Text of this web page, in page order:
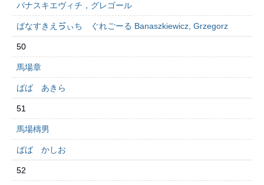
バナスキエヴィチ，グレゴール
ばなすきえゔぃち ぐれごーる Banaszkiewicz, Grzegorz
50
馬場章
ばば あきら
51
馬場檮男
ばば かしお
52